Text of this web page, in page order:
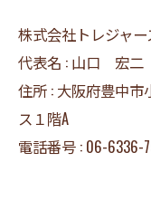
株式会社トレジャ
代表名 : 山口 宏二
住所 : 大阪府豊中市
ス１階A
電話番号 : 06-6336-